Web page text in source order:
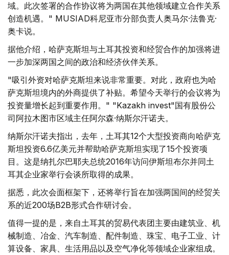
域。此次签署的合作协议将为两国在其他领域建立合作关系
创造机遇。" MUSIAD科尼亚市分部负责人奥马尔·法鲁克·
奥卡说。
据他介绍，哈萨克斯坦与土耳其投资和经贸合作的加强将进
一步加深两国之间的政治和经济伙伴关系。
"吸引外资对哈萨克斯坦来说非常重要。对此，政府也为哈
萨克斯坦境内的外商提供了补贴。希望今天举行的会议将为
投资量增长起到重要作用。" "Kazakh invest"国有股份公
司阿拉木图市区域主任阿尔森·纳斯尔汗诺夫。
纳斯尔汗诺夫指出，去年，土耳其12个大型投资商向哈萨克
斯坦投资6.6亿美元并帮助哈萨克斯坦实现了15个投资项
目。这是纳扎尔巴耶夫总统2016年访问伊斯坦布尔并同土
耳其企业家举行会谈所取得的成果。
据悉，此次会面框架下，还将举行旨在加强两国间的经贸关
系的近200场B2B形式合作研讨会。
值得一提的是，来自土耳其的贸易代表团主要由建筑业、机
械制造、冶金、汽车制造、配件制造、珠宝、电子工业、计
算设备、家具、生活用品以及空气净化等领域企业家组成。